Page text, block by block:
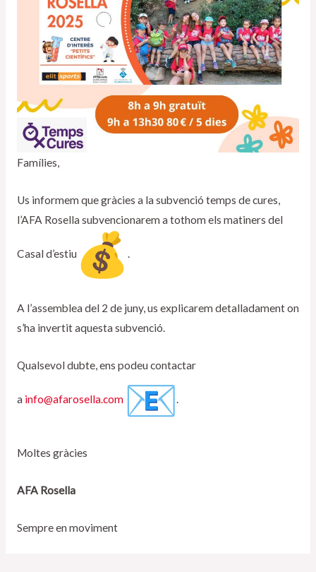
Famílies,
Us informem que gràcies a la subvenció temps de cures,
l’AFA Rosella subvencionarem a tothom els matiners del
Casal d’estiu .
A l’assemblea del 2 de juny, us explicarem detalladament on
s’ha invertit aquesta subvenció.
Qualsevol dubte, ens podeu contactar
a info@afarosella.com
Moltes gràcies
AFA Rosella
Sempre en moviment